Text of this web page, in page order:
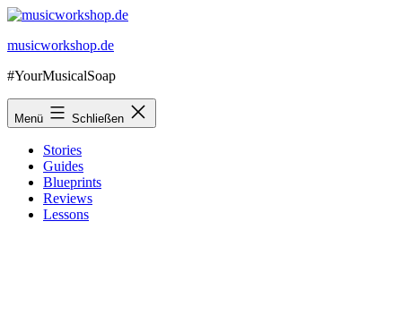
Zum
springen
musicworkshop.de
#YourMusicalSoap
Menü Schließen
Stories
Guides
Blueprints
Reviews
Lessons